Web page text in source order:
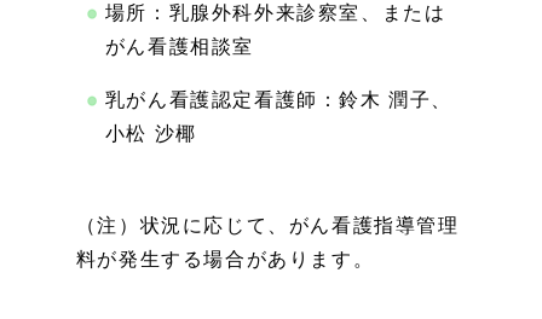
場所：乳腺外科外来診察室、または
がん看護相談室
乳がん看護認定看護師：鈴木 潤子、
小松 沙椰
（注）状況に応じて、がん看護指導管理
料が発生する場合があります。